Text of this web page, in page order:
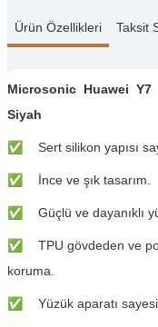
Ürün Özellikleri Taksit
Microsonic Huawei Y7
Siyah
✅ Sert silikon yapısı
✅ İnce ve şık tasarım.
✅ Güçlü ve dayanıklı
✅ TPU gövdeden ve
koruma.
✅ Yüzük aparatı